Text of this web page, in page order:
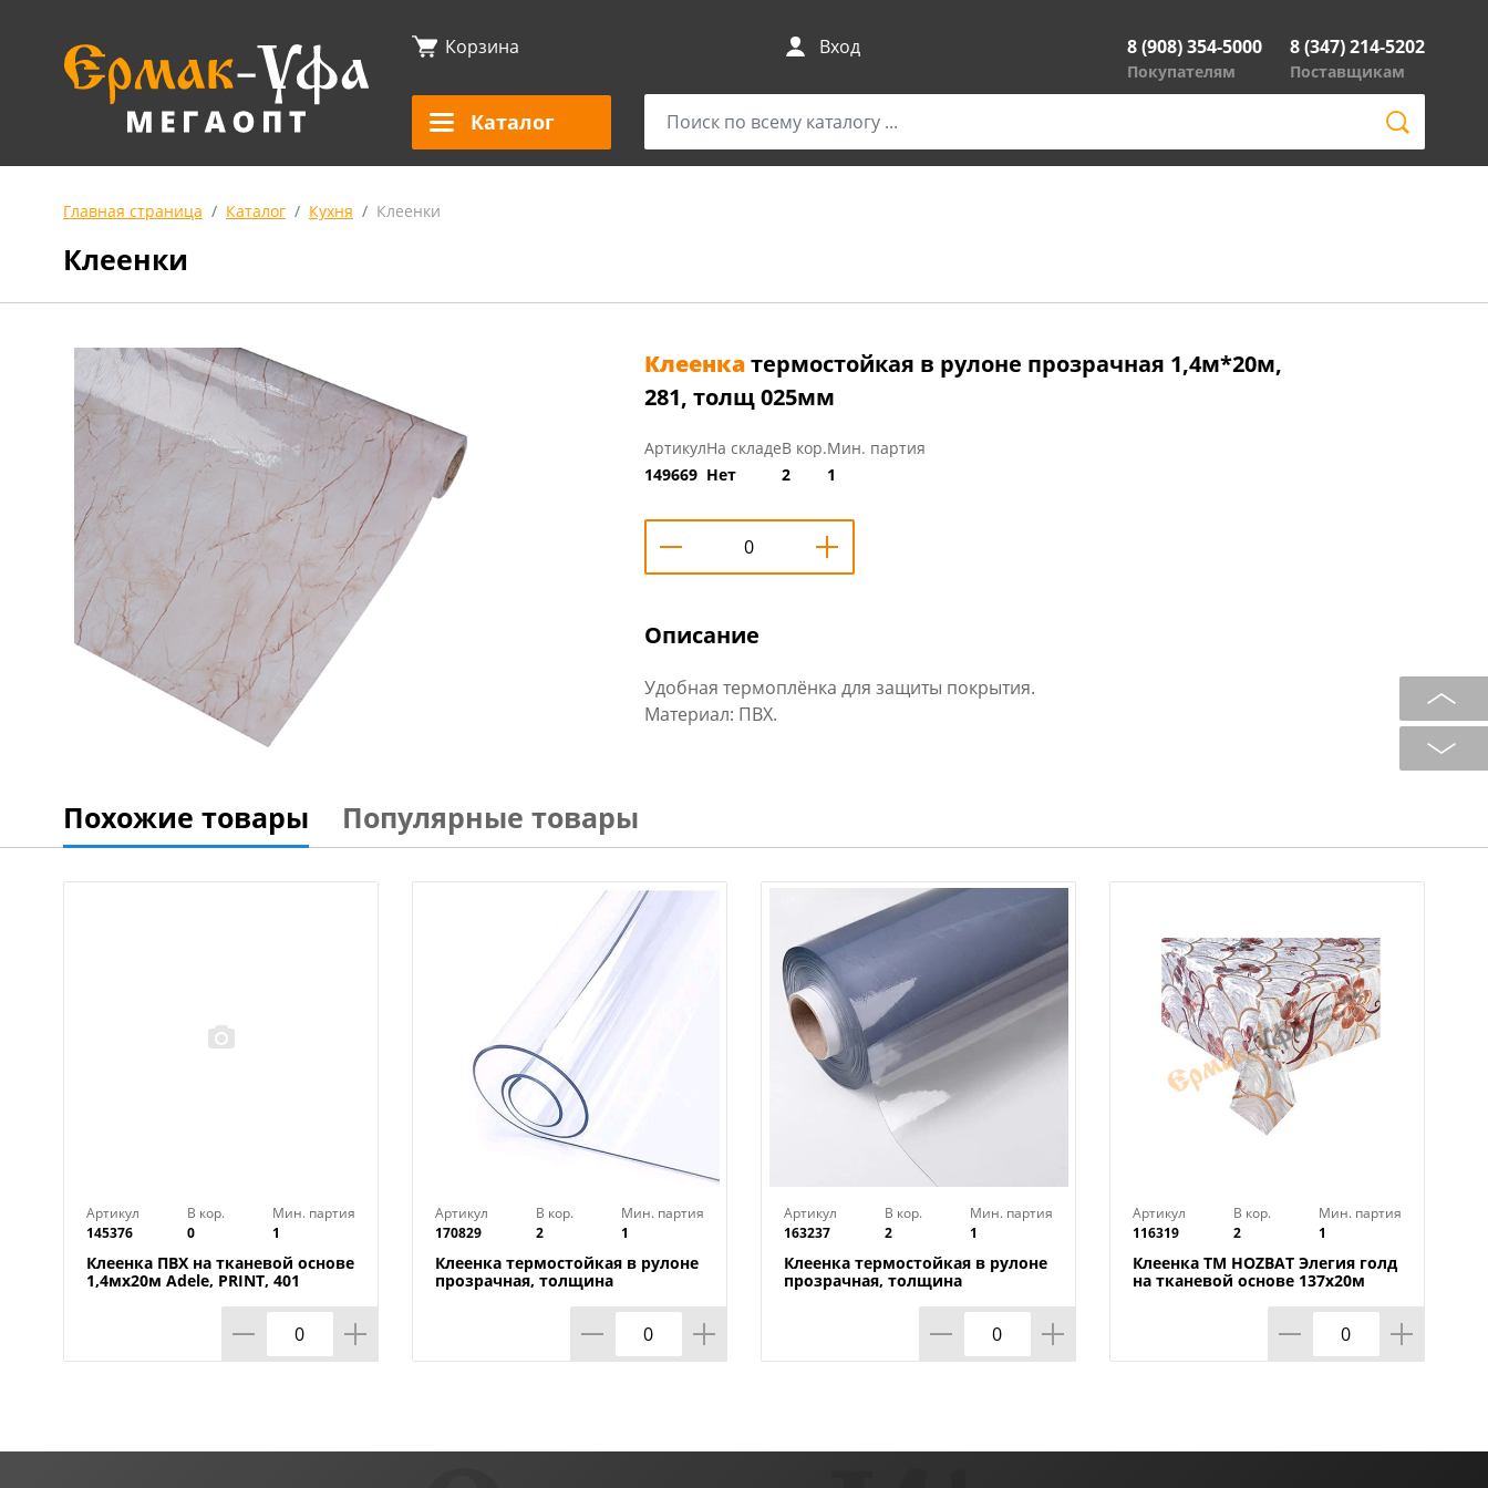
Корзина Вход 8 (908) 354-5000
Покупателям
8 (347) 214-5202
Поставщикам
Каталог
Главная страница Каталог Кухня Клеенки
Клеенки
Клеенкатермостойкая в рулоне прозрачная 1,4м*20м,
281, толщ 025мм
Артикул
149669
На складе
Нет
В кор.
2
Мин. партия
1
Описание
Удобная термоплёнка для защиты покрытия.
Материал: ПВХ.
Похожие товары Популярные товары
Артикул
145376
В кор.
0
Мин. партия
1
Клеенка ПВХ на тканевой основе
1,4мх20м Adele, PRINT, 401
Артикул
170829
В кор.
2
Мин. партия
1
Клеенка термостойкая в рулоне
прозрачная, толщина
Артикул
163237
В кор.
2
Мин. партия
1
Клеенка термостойкая в рулоне
прозрачная, толщина
Артикул
116319
В кор.
2
Мин. партия
1
Клеенка TM HOZBAT Элегия голд
на тканевой основе 137х20м